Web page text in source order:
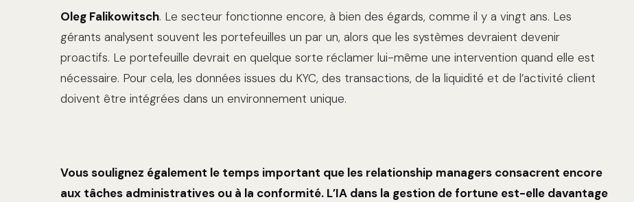
Oleg Falikowitsch. Le secteur fonctionne encore, à bien des égards, comme il y a vingt ans. Les
gérants analysent souvent les portefeuilles un par un, alors que les systèmes devraient devenir
proactifs. Le portefeuille devrait en quelque sorte réclamer lui-même une intervention quand elle est
nécessaire. Pour cela, les données issues du KYC, des transactions, de la liquidité et de l’activité client
doivent être intégrées dans un environnement unique.
Vous soulignez également le temps important que les relationship managers consacrent encore
aux tâches administratives ou à la conformité. L’IA dans la gestion de fortune est-elle davantage